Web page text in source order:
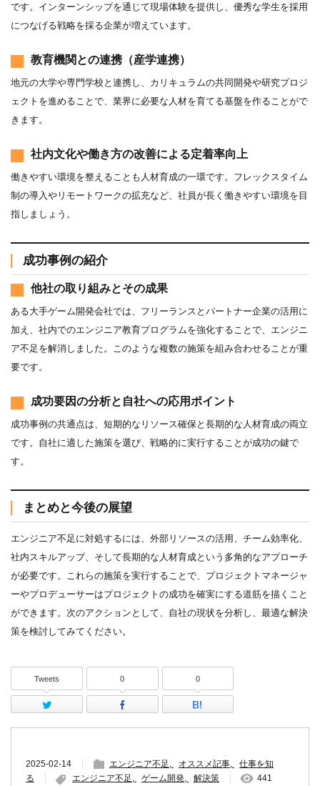
です。インターンシップを通じて現場体験を提供し、優秀な学生を採用
につなげる戦略を採る企業が増えています。
教育機関との連携（産学連携）
地元の大学や専門学校と連携し、カリキュラムの共同開発や研究プロジ
ェクトを進めることで、業界に必要な人材を育てる基盤を作ることがで
きます。
社内文化や働き方の改善による定着率向上
働きやすい環境を整えることも人材育成の一環です。フレックスタイム
制の導入やリモートワークの拡充など、社員が長く働きやすい環境を目
指しましょう。
成功事例の紹介
他社の取り組みとその成果
ある大手ゲーム開発会社では、フリーランスとパートナー企業の活用に
加え、社内でのエンジニア教育プログラムを強化することで、エンジニ
ア不足を解消しました。このような複数の施策を組み合わせることが重
要です。
成功要因の分析と自社への応用ポイント
成功事例の共通点は、短期的なリソース確保と長期的な人材育成の両立
です。自社に適した施策を選び、戦略的に実行することが成功の鍵で
す。
まとめと今後の展望
エンジニア不足に対処するには、外部リソースの活用、チーム効率化、
社内スキルアップ、そして長期的な人材育成という多角的なアプローチ
が必要です。これらの施策を実行することで、プロジェクトマネージャ
ーやプロデューサーはプロジェクトの成功を確実にする道筋を描くこと
ができます。次のアクションとして、自社の現状を分析し、最適な解決
策を検討してみてください。
Tweets
Twitter
0
Facebook
0
2025-02-14 エンジニア不足 オススメ記事
仕事を知
る
エンジニア不足 ゲーム開発 解決策
441